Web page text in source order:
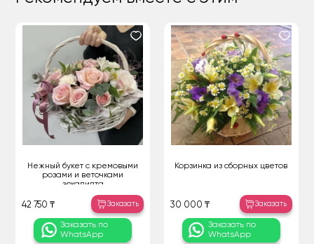
Нежный букет с кремовыми
розами и веточками
эвкалипта
42 750 ₸ Заказать
Заказать по
WhatsApp
Корзинка из сборных цветов
30 000 ₸ Заказать
Заказать по
WhatsApp